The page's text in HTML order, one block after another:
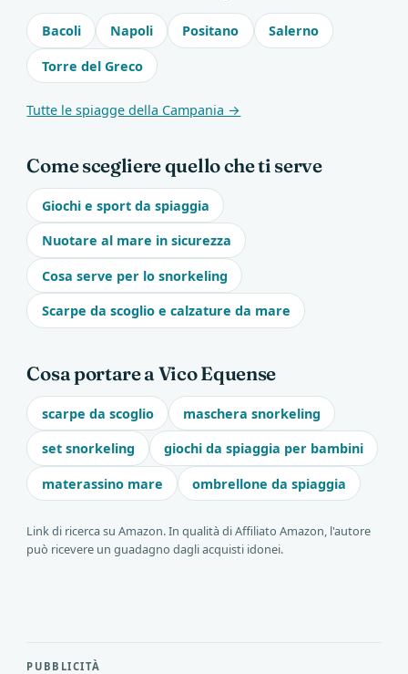
Bacoli Napoli Positano Salerno
Torre del Greco
Tutte le spiagge della Campania →
Come scegliere quello che ti serve
Giochi e sport da spiaggia
Nuotare al mare in sicurezza
Cosa serve per lo snorkeling
Scarpe da scoglio e calzature da mare
Cosa portare a Vico Equense
scarpe da scoglio maschera snorkeling
set snorkeling giochi da spiaggia per bambini
materassino mare ombrellone da spiaggia
Link di ricerca su Amazon. In qualità di Affiliato Amazon, l'autore
può ricevere un guadagno dagli acquisti idonei.
PUBBLICITÀ